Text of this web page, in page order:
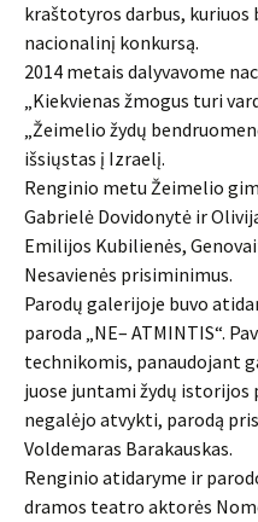
kraštotyros darbus,
nacionalinį konkursą.
2014 metais dalyvavome
„Kiekvienas žmogus turi
„Žeimelio žydų
išsiųstas į Izraelį.
Renginio metu Žeimelio
Gabrielė Dovidonytė ir
Emilijos Kubilienės,
Nesavienės prisiminimus.
Parodų galerijoje buvo
paroda „NE– ATMINTIS“.
technikomis, panaudojant
juose juntami žydų istorijos
negalėjo atvykti, parodą
Voldemaras Barakauskas.
Renginio atidaryme ir
dramos teatro aktorės